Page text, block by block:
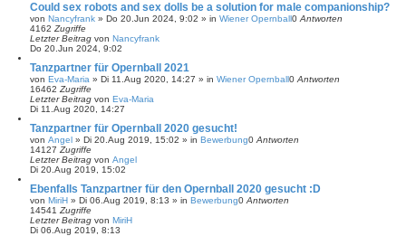
Could sex robots and sex dolls be a solution for male companionship?
von Nancyfrank » Do 20.Jun 2024, 9:02 » in Wiener Opernball0 Antworten
4162 Zugriffe
Letzter Beitrag von Nancyfrank
Do 20.Jun 2024, 9:02
Tanzpartner für Opernball 2021
von Eva-Maria » Di 11.Aug 2020, 14:27 » in Wiener Opernball0 Antworten
16462 Zugriffe
Letzter Beitrag von Eva-Maria
Di 11.Aug 2020, 14:27
Tanzpartner für Opernball 2020 gesucht!
von Angel » Di 20.Aug 2019, 15:02 » in Bewerbung0 Antworten
14127 Zugriffe
Letzter Beitrag von Angel
Di 20.Aug 2019, 15:02
Ebenfalls Tanzpartner für den Opernball 2020 gesucht :D
von MiriH » Di 06.Aug 2019, 8:13 » in Bewerbung0 Antworten
14541 Zugriffe
Letzter Beitrag von MiriH
Di 06.Aug 2019, 8:13